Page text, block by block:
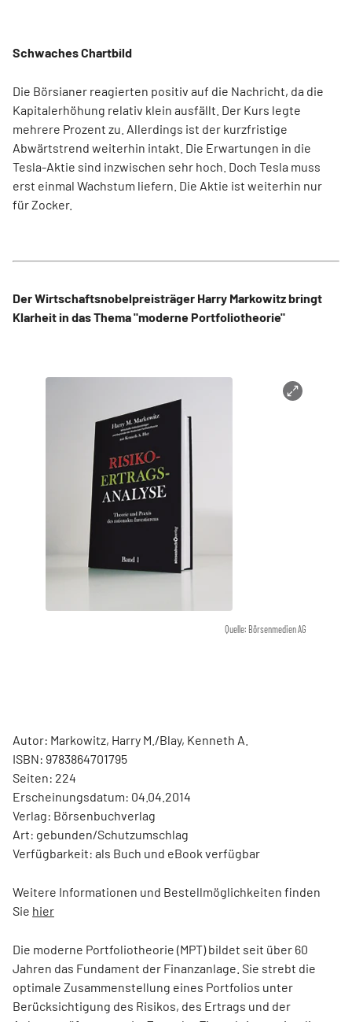
Schwaches Chartbild
Die Börsianer reagierten positiv auf die Nachricht, da die
Kapitalerhöhung relativ klein ausfällt. Der Kurs legte
mehrere Prozent zu. Allerdings ist der kurzfristige
Abwärtstrend weiterhin intakt. Die Erwartungen in die
Tesla-Aktie sind inzwischen sehr hoch. Doch Tesla muss
erst einmal Wachstum liefern. Die Aktie ist weiterhin nur
für Zocker.
Der Wirtschaftsnobelpreisträger Harry Markowitz bringt
Klarheit in das Thema "moderne Portfoliotheorie"
Quelle: Börsenmedien AG
Autor: Markowitz, Harry M./Blay, Kenneth A.
ISBN: 9783864701795
Seiten: 224
Erscheinungsdatum: 04.04.2014
Verlag: Börsenbuchverlag
Art: gebunden/Schutzumschlag
Verfügbarkeit: als Buch und eBook verfügbar
Weitere Informationen und Bestellmöglichkeiten finden
Sie hier
Die moderne Portfoliotheorie (MPT) bildet seit über 60
Jahren das Fundament der Finanzanlage. Sie strebt die
optimale Zusammenstellung eines Portfolios unter
Berücksichtigung des Risikos, des Ertrags und der